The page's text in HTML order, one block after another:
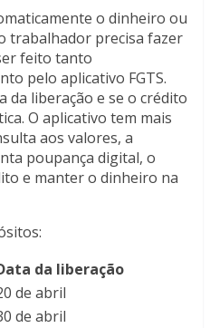
o dinheiro ou
trabalhador precisa fazer
feito tanto
pelo aplicativo FGTS.
da liberação e se o crédito
O aplicativo tem mais
aos valores, a
poupança digital, o
e manter o dinheiro na
da liberação
de abril
de abril